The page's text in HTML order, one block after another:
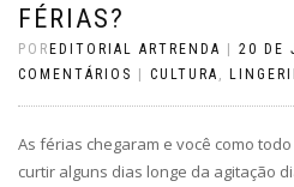
FÉRIAS?
POR EDITORIAL ARTRENDA 20 DE
COMENTÁRIOS
CULTURA ,
As férias chegaram e você como
curtir alguns dias longe da agitação